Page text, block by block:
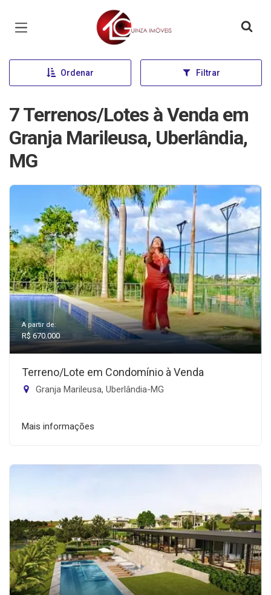
Página inicial
Ordenar Filtrar
7 Terrenos/Lotes à Venda em
Granja Marileusa, Uberlândia,
MG
A partir de:
R$ 670.000
Terreno/Lote em Condomínio à Venda
Granja Marileusa, Uberlândia-MG
Mais informações